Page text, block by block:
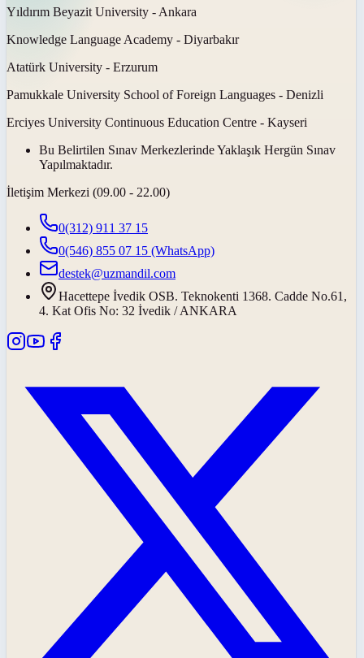
Yıldırım Beyazit University - Ankara
Knowledge Language Academy - Diyarbakır
Atatürk University - Erzurum
Pamukkale University School of Foreign Languages - Denizli
Erciyes University Continuous Education Centre - Kayseri
Bu Belirtilen Sınav Merkezlerinde Yaklaşık Hergün Sınav
Yapılmaktadır.
İletişim Merkezi (09.00 - 22.00)
0(312) 911 37 15
0(546) 855 07 15 (WhatsApp)
destek@uzmandil.com
Hacettepe İvedik OSB. Teknokenti 1368. Cadde No.61,
4. Kat Ofis No: 32 İvedik / ANKARA